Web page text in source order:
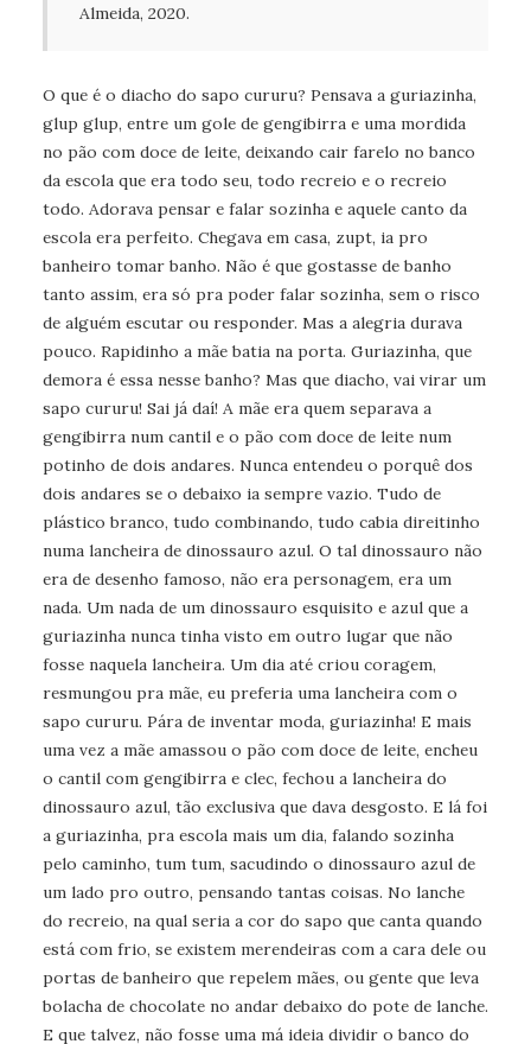
Almeida, 2020.
O que é o diacho do sapo cururu? Pensava a guriazinha,
glup glup, entre um gole de gengibirra e uma mordida
no pão com doce de leite, deixando cair farelo no banco
da escola que era todo seu, todo recreio e o recreio
todo. Adorava pensar e falar sozinha e aquele canto da
escola era perfeito. Chegava em casa, zupt, ia pro
banheiro tomar banho. Não é que gostasse de banho
tanto assim, era só pra poder falar sozinha, sem o risco
de alguém escutar ou responder. Mas a alegria durava
pouco. Rapidinho a mãe batia na porta. Guriazinha, que
demora é essa nesse banho? Mas que diacho, vai virar um
sapo cururu! Sai já daí! A mãe era quem separava a
gengibirra num cantil e o pão com doce de leite num
potinho de dois andares. Nunca entendeu o porquê dos
dois andares se o debaixo ia sempre vazio. Tudo de
plástico branco, tudo combinando, tudo cabia direitinho
numa lancheira de dinossauro azul. O tal dinossauro não
era de desenho famoso, não era personagem, era um
nada. Um nada de um dinossauro esquisito e azul que a
guriazinha nunca tinha visto em outro lugar que não
fosse naquela lancheira. Um dia até criou coragem,
resmungou pra mãe, eu preferia uma lancheira com o
sapo cururu. Pára de inventar moda, guriazinha! E mais
uma vez a mãe amassou o pão com doce de leite, encheu
o cantil com gengibirra e clec, fechou a lancheira do
dinossauro azul, tão exclusiva que dava desgosto. E lá foi
a guriazinha, pra escola mais um dia, falando sozinha
pelo caminho, tum tum, sacudindo o dinossauro azul de
um lado pro outro, pensando tantas coisas. No lanche
do recreio, na qual seria a cor do sapo que canta quando
está com frio, se existem merendeiras com a cara dele ou
portas de banheiro que repelem mães, ou gente que leva
bolacha de chocolate no andar debaixo do pote de lanche.
E que talvez, não fosse uma má ideia dividir o banco do